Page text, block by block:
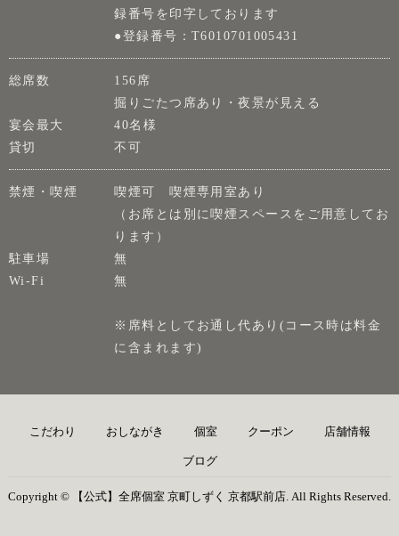
録番号を印字しております
●登録番号：T6010701005431
総席数
156席
掘りごたつ席あり・夜景が見える
宴会最大
40名様
貸切
不可
禁煙・喫煙
喫煙可 喫煙専用室あり
（お席とは別に喫煙スペースをご用意してお
ります）
駐車場
無
Wi-Fi
無
※席料としてお通し代あり(コース時は料金
に含まれます)
こだわり おしながき 個室 クーポン 店舗情報
ブログ
Copyright © 【公式】全席個室 京町しずく 京都駅前店. All Rights Reserved.